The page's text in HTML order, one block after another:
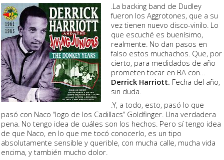
.La backing band de Dudley
fueron los Aggrotones, que a su
vez tienen nuevo disco-vinilo. Lo
que escuché es buenísimo,
realmente. No dan pasos en
falso estos muchachos. Que, por
cierto, para medidados de año
prometen tocar en BA con…
Derrick Harriott. Fecha del año,
sin duda.
.Y, a todo, esto, pasó lo que
pasó con Naco “logo de los Cadillacs” Goldfinger. Una verdadera
pena. No tengo idea de cuáles son los hechos. Pero sí tengo idea
de que Naco, en lo que me tocó conocerlo, es un tipo
absolutamente sensible y querible, con mucha calle, mucha vida
encima, y también mucho dolor.